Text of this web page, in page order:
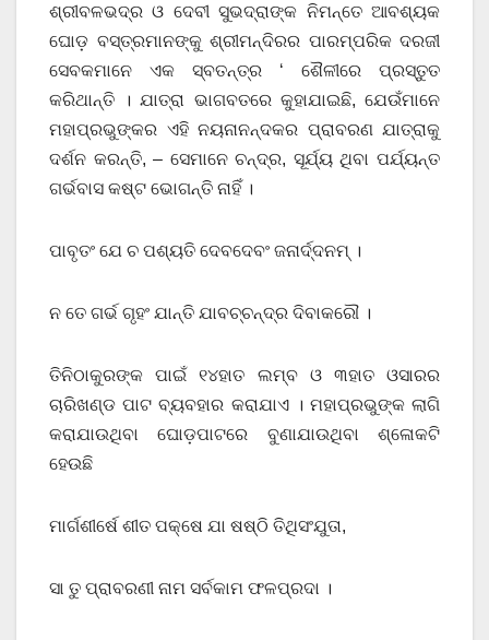
ଶ୍ରୀବଳଭଦ୍ର ଓ ଦେବୀ ସୁଭଦ୍ରାଙ୍କ ନିମନ୍ତେ ଆବଶ୍ୟକ
ଘୋଡ଼ ବସ୍ତ୍ରମାନଙ୍କୁ ଶ୍ରୀମନ୍ଦିରର ପାରମ୍ପରିକ ଦରଜୀ
ସେବକମାନେ ଏକ ସ୍ବତନ୍ତ୍ର ‘ ଶୈଳୀରେ ପ୍ରସ୍ତୁତ
କରିଥାନ୍ତି । ଯାତ୍ରା ଭାଗବତରେ କୁହାଯାଇଛି, ଯେଉଁମାନେ
ମହାପ୍ରଭୁଙ୍କର ଏହି ନୟନାନନ୍ଦକର ପ୍ରାବରଣ ଯାତ୍ରାକୁ
ଦର୍ଶନ କରନ୍ତି, – ସେମାନେ ଚନ୍ଦ୍ର, ସୂର୍ଯ୍ୟ ଥିବା ପର୍ଯ୍ୟନ୍ତ
ଗର୍ଭବାସ କଷ୍ଟ ଭୋଗନ୍ତି ନାହିଁ ।
ପାବୃତଂ ଯେ ଚ ପଶ୍ୟତି ଦେବଦେବଂ ଜନାର୍ଦ୍ଦନମ୍ ।
ନ ତେ ଗର୍ଭ ଗୃହଂ ଯାନ୍ତି ଯାବଚ୍ଚନ୍ଦ୍ର ଦିବାକରୌ ।
ତିନିଠାକୁରଙ୍କ ପାଇଁ ୧୪ହାତ ଲମ୍ବ ଓ ୩ହାତ ଓସାରର
ଚାରିଖଣ୍ଡ ପାଟ ବ୍ୟବହାର କରାଯାଏ । ମହାପ୍ରଭୁଙ୍କ ଲାଗି
କରାଯାଉଥିବା ଘୋଡ଼ପାଟରେ ବୁଣାଯାଉଥିବା ଶ୍ଳୋକଟି
ହେଉଛି
ମାର୍ଗଶୀର୍ଷେ ଶୀତ ପକ୍ଷେ ଯା ଷଷ୍ଠି ତିଥିସଂଯୁତା,
ସା ତୁ ପ୍ରାବରଣୀ ନାମ ସର୍ବକାମ ଫଳପ୍ରଦା ।